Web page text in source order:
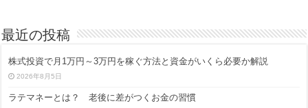
最近の投稿
株式投資で月1万円～3万円を稼ぐ方法と資金がいくら必要か解説
2026年8月5日
ラテマネーとは？ 老後に差がつくお金の習慣